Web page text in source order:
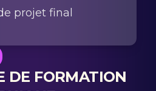
projet final
DE FORMATION